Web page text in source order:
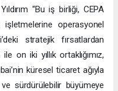
“Bu iş birliği, CEPA
operasyonel
stratejik fırsatlardan
on iki yıllık ortaklığımız,
küresel ticaret ağıyla
sürdürülebilir büyümeye